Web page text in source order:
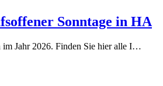
Sonntage in HA
Jahr 2026. Finden Sie hier alle I…